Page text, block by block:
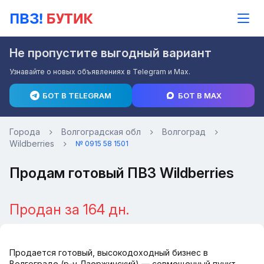
Не пропустите выгодный вариант
Узнавайте о новых объявлениях в Telegram и Max.
БОТ В TELEGRAM БОТ В MAX
Города Волгоградская обл
Волгоград
Wildberries
№ 0915 58 1501
Продам готовый ПВЗ Wildberries
Продан за 164 дн.
Продается готовый, высокодоходный бизнес в